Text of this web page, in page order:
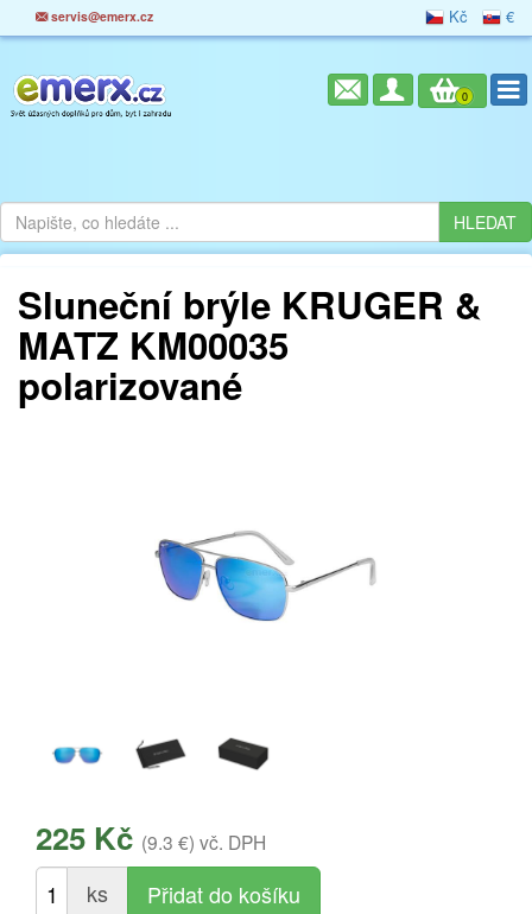
servis@emerx.cz Kč €
0
Sluneční brýle KRUGER &
MATZ KM00035
polarizované
225 Kč (9.3 €) vč. DPH
ks